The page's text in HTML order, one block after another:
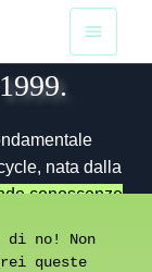
nata dalla
conoscenze
di no! Non
queste